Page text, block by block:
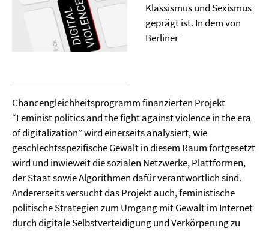
Klassismus und Sexismus
geprägt ist. In dem von
Berliner
Chancengleichheitsprogramm finanzierten Projekt
“Feminist politics and the fight against violence in the era
of digitalization” wird einerseits analysiert, wie
geschlechtsspezifische Gewalt in diesem Raum fortgesetzt
wird und inwieweit die sozialen Netzwerke, Plattformen,
der Staat sowie Algorithmen dafür verantwortlich sind.
Andererseits versucht das Projekt auch, feministische
politische Strategien zum Umgang mit Gewalt im Internet
durch digitale Selbstverteidigung und Verkörperung zu